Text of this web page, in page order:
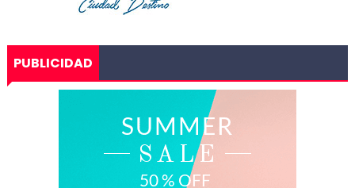
PUBLICIDAD